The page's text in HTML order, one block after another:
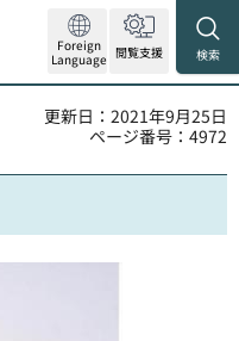
Foreign
Language 閲覧支援 検索
更新日：2021年9月25日
ページ番号：4972